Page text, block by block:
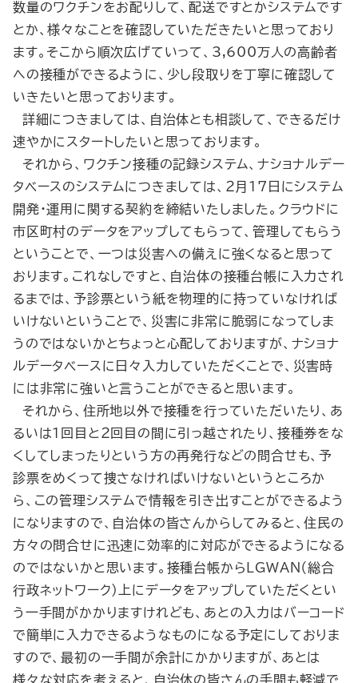
数量のワクチンをお配りして、配送ですとかシステムです
とか、様々なことを確認していただきたいと思っており
ます。そこから順次広げていって、3,600万人の高齢者
への接種ができるように、少し段取りを丁寧に確認して
いきたいと思っております。
詳細につきましては、自治体とも相談して、できるだけ
速やかにスタートしたいと思っております。
それから、ワクチン接種の記録システム、ナショナルデー
タベースのシステムにつきましては、２月17日にシステム
開発・運用に関する契約を締結いたしました。クラウドに
市区町村のデータをアップしてもらって、管理してもらう
ということで、一つは災害への備えに強くなると思って
おります。これなしですと、自治体の接種台帳に入力され
るまでは、予診票という紙を物理的に持っていなければ
いけないということで、災害に非常に脆弱になってしま
うのではないかとちょっと心配しておりますが、ナショナ
ルデータベースに日々入力していただくことで、災害時
には非常に強いと言うことができると思います。
それから、住所地以外で接種を行っていただいたり、あ
るいは１回目と２回目の間に引っ越されたり、接種券をな
くしてしまったりという方の再発行などの問合せも、予
診票をめくって捜さなければいけないというところか
ら、この管理システムで情報を引き出すことができるよう
になりますので、自治体の皆さんからしてみると、住民の
方々の問合せに迅速に効率的に対応ができるようになる
のではないかと思います。接種台帳からLGWAN（総合
行政ネットワーク）上にデータをアップしていただくとい
う一手間がかかりますけれども、あとの入力はバーコード
で簡単に入力できるようなものになる予定にしておりま
すので、最初の一手間が余計にかかりますが、あとは
様々な対応を考えると、自治体の皆さんの手間も軽減で